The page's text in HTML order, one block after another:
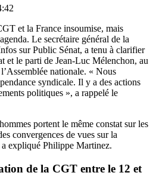
et la France insoumise, mais
Le secrétaire général de la
sur Public Sénat, a tenu à clarifier
et le parti de Jean-Luc Mélenchon, au
nationale. « Nous
syndicale. Il y a des actions
politiques », a rappelé le
portent le même constat sur les
convergences de vues sur la
expliqué Philippe Martinez.
de la CGT entre le 12 et